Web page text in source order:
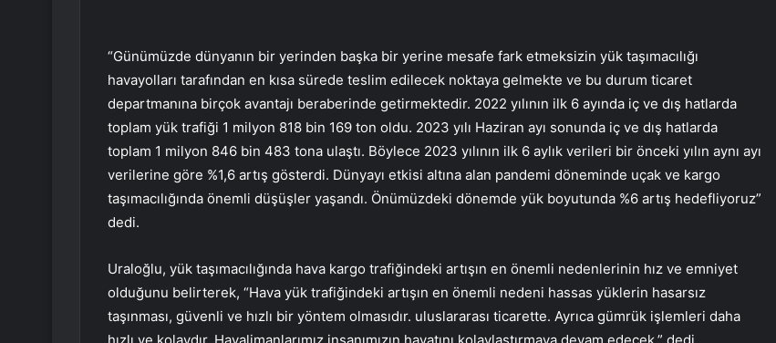
“Günümüzde dünyanın bir yerinden başka bir yerine mesafe fark etmeksizin yük taşımacılığı
havayolları tarafından en kısa sürede teslim edilecek noktaya gelmekte ve bu durum ticaret
departmanına birçok avantajı beraberinde getirmektedir. 2022 yılının ilk 6 ayında iç ve dış hatlarda
toplam yük trafiği 1 milyon 818 bin 169 ton oldu. 2023 yılı Haziran ayı sonunda iç ve dış hatlarda
toplam 1 milyon 846 bin 483 tona ulaştı. Böylece 2023 yılının ilk 6 aylık verileri bir önceki yılın aynı ayı
verilerine göre %1,6 artış gösterdi. Dünyayı etkisi altına alan pandemi döneminde uçak ve kargo
taşımacılığında önemli düşüşler yaşandı. Önümüzdeki dönemde yük boyutunda %6 artış hedefliyoruz”
dedi.
Uraloğlu, yük taşımacılığında hava kargo trafiğindeki artışın en önemli nedenlerinin hız ve emniyet
olduğunu belirterek, “Hava yük trafiğindeki artışın en önemli nedeni hassas yüklerin hasarsız
taşınması, güvenli ve hızlı bir yöntem olmasıdır. uluslararası ticarette. Ayrıca gümrük işlemleri daha